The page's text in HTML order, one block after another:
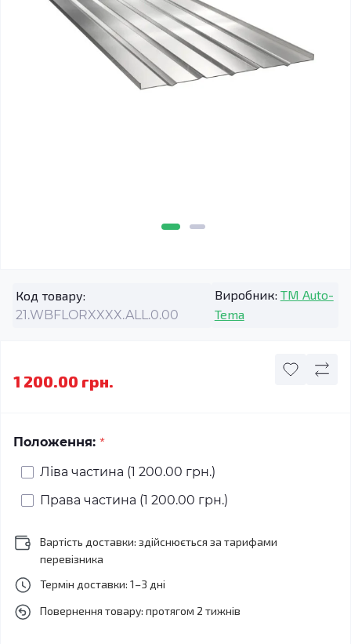
Код товару:
21.WBFLORXXXX.ALL.0.00
Виробник: TM Auto-
Tema
1 200.00 грн.
Положення: *
Ліва частина (1 200.00 грн.)
Права частина (1 200.00 грн.)
Вартість доставки: здійснюється за тарифами
перевізника
Термін доставки: 1–3 дні
Повернення товару: протягом 2 тижнів